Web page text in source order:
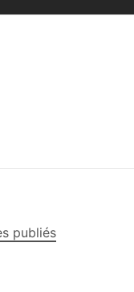
publiés